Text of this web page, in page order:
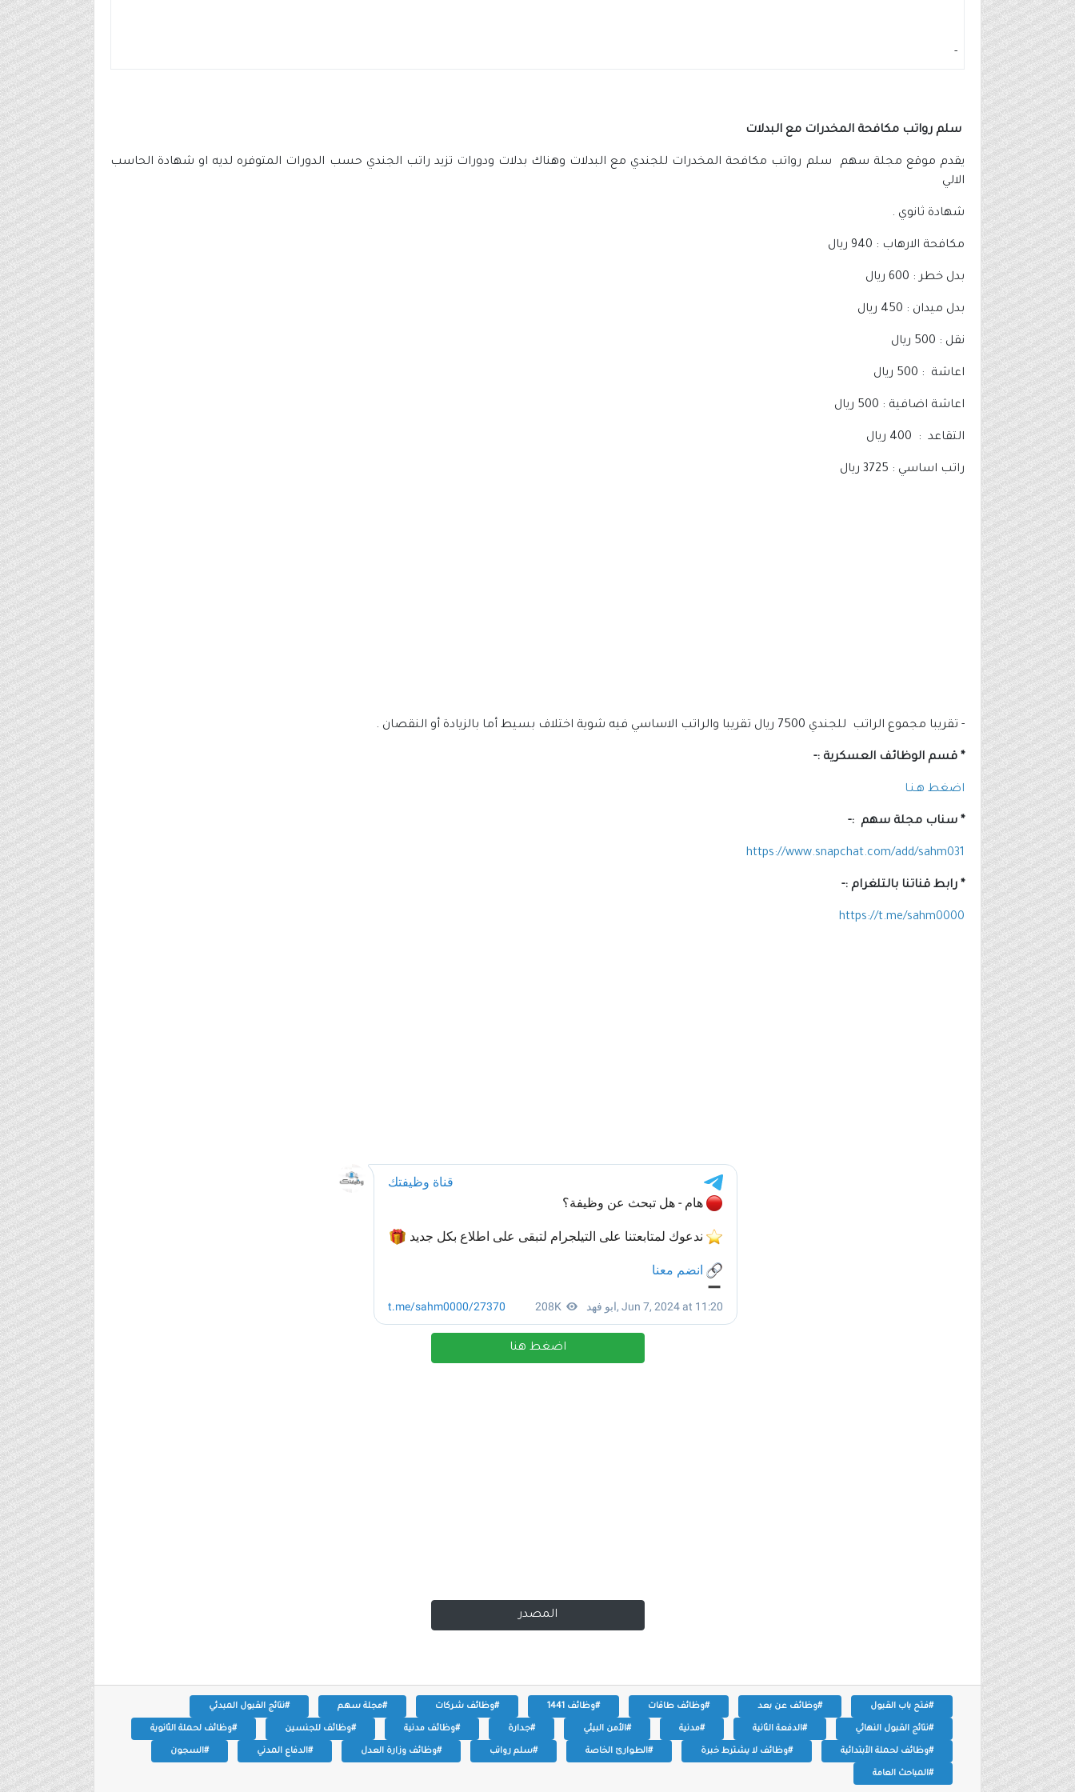
-
سلم رواتب مكافحة المخدرات مع البدلات
يقدم موقع مجلة سهم سلم رواتب مكافحة المخدرات للجندي مع البدلات وهناك بدلات ودورات تزيد راتب الجندي حسب الدورات المتوفره لديه او شهادة الحاسب
الالي
شهادة ثانوي .
مكافحة الارهاب : 940 ريال
بدل خطر : 600 ريال
بدل ميدان : 450 ريال
نقل : 500 ريال
اعاشة : 500 ريال
اعاشة اضافية : 500 ريال
التقاعد : 400 ريال
راتب اساسي : 3725 ريال
- تقريبا مجموع الراتب للجندي 7500 ريال تقريبا والراتب الاساسي فيه شوية اختلاف بسيط أما بالزيادة أو النقصان .
* قسم الوظائف العسكرية :-
اضغط هـنـا
* سناب مجلة سهم :-
https://www.snapchat.com/add/sahm031
* رابط قناتنا بالتلغرام :-
https://t.me/sahm0000
اضغط هنا
المصدر
#فتح باب القبول #وظائف عن بعد #وظائف طاقات #وظائف 1441 #وظائف شركات #مجلة سهم #نتائج القبول المبدئي
#نتائج القبول النهائي #الدفعة الثانية #مدنية #الأمن البيئي #جدارة #وظائف مدنية #وظائف للجنسين #وظائف لحملة الثانوية
#وظائف لحملة الأبتدائية #وظائف لا يشترط خبرة #الطوارئ الخاصة #سلم رواتب #وظائف وزارة العدل #الدفاع المدني #السجون
#المباحث العامة